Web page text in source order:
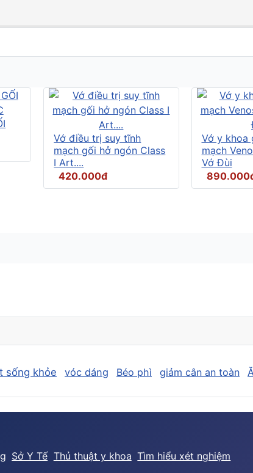
Vớ điều trị suy tĩnh
mạch gối hở ngón Class
I Art....
420.000đ
Vớ y khoa
mạch
Vớ Đùi
sống khỏe vóc dáng Béo phì giảm cân an toàn
Sở Y Tế Thủ thuật y khoa Tìm hiểu xét nghiệm